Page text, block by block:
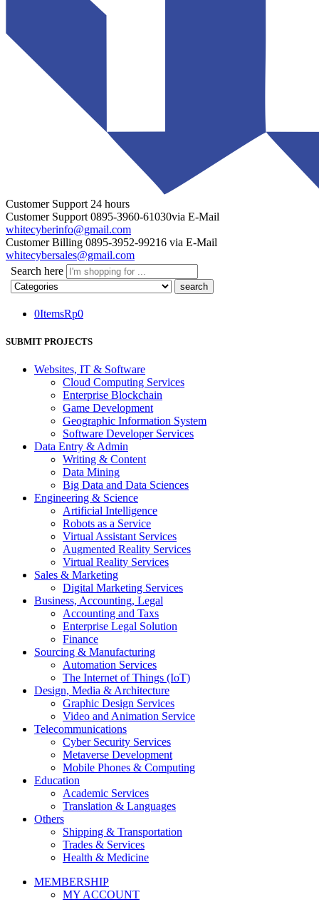
Customer Support 24 hours
Customer Support 0895-3960-61030via E-Mail
whitecyberinfo@gmail.com
Customer Billing 0895-3952-99216 via E-Mail
whitecybersales@gmail.com
Search here
0ItemsRp0
SUBMIT PROJECTS
Websites, IT & Software
Cloud Computing Services
Enterprise Blockchain
Game Development
Geographic Information System
Software Developer Services
Data Entry & Admin
Writing & Content
Data Mining
Big Data and Data Sciences
Engineering & Science
Artificial Intelligence
Robots as a Service
Virtual Assistant Services
Augmented Reality Services
Virtual Reality Services
Sales & Marketing
Digital Marketing Services
Business, Accounting, Legal
Accounting and Taxs
Enterprise Legal Solution
Finance
Sourcing & Manufacturing
Automation Services
The Internet of Things (IoT)
Design, Media & Architecture
Graphic Design Services
Video and Animation Service
Telecommunications
Cyber Security Services
Metaverse Development
Mobile Phones & Computing
Education
Academic Services
Translation & Languages
Others
Shipping & Transportation
Trades & Services
Health & Medicine
MEMBERSHIP
MY ACCOUNT